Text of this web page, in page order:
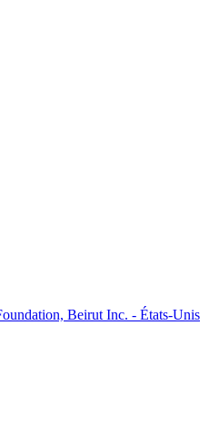
Beirut Inc. - États-Unis